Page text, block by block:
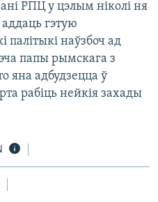
РПЦ у цэлым ніколі ня
гэтую
палітыкі наўзбоч ад
папы рымскага з
яна адбудзецца ў
рабіць нейкія захады